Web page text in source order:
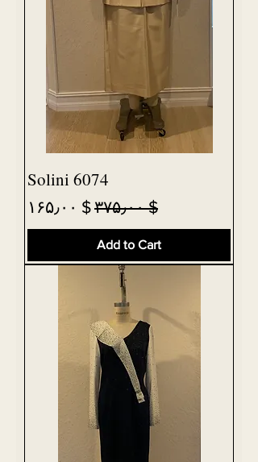
Solini 6074
Regular Price
$ ۳۷۵٫۰۰ Sale Price
$ ۱۶۵٫۰۰
Add to Cart